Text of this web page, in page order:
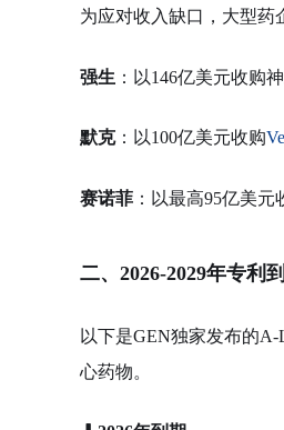
为应对收入缺口，大型药
强生 ：以146亿美元收购
默克：以100亿美元收购
赛诺菲 ：以最高95亿美元
二、2026-2029年专利
以下是GEN独家发布的
心药物。